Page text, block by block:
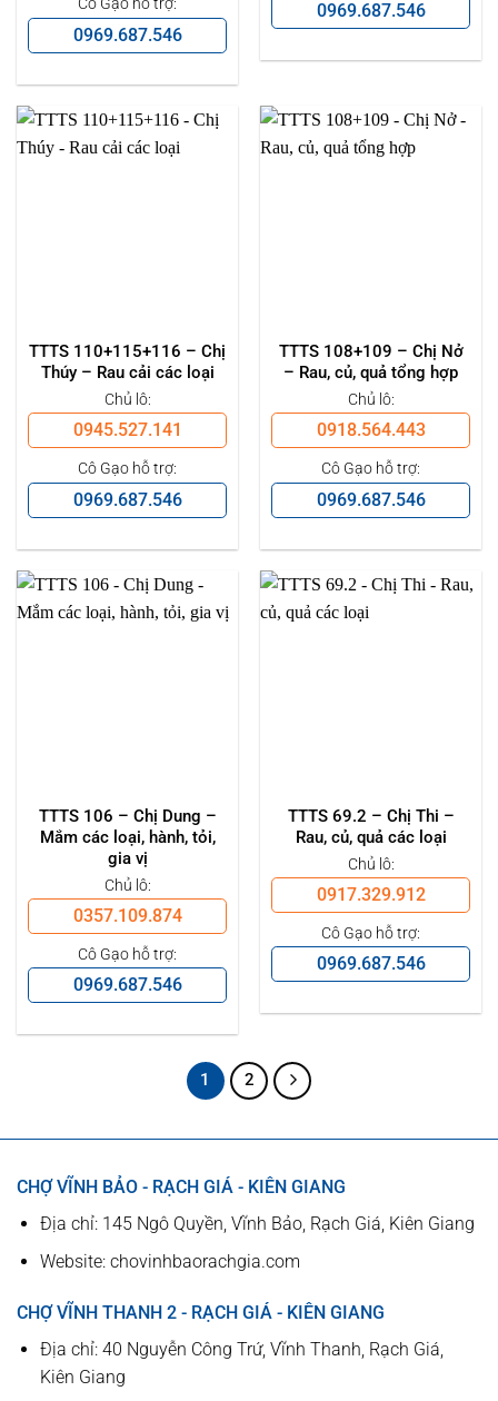
Cô Gạo hỗ trợ:
0969.687.546
0969.687.546
TTTS 110+115+116 – Chị
Thúy – Rau cải các loại
Chủ lô:
0945.527.141
Cô Gạo hỗ trợ:
0969.687.546
TTTS 108+109 – Chị Nở
– Rau, củ, quả tổng hợp
Chủ lô:
0918.564.443
Cô Gạo hỗ trợ:
0969.687.546
TTTS 106 – Chị Dung –
Mắm các loại, hành, tỏi,
gia vị
Chủ lô:
0357.109.874
Cô Gạo hỗ trợ:
0969.687.546
TTTS 69.2 – Chị Thi –
Rau, củ, quả các loại
Chủ lô:
0917.329.912
Cô Gạo hỗ trợ:
0969.687.546
1 2
CHỢ VĨNH BẢO - RẠCH GIÁ - KIÊN GIANG
Địa chỉ: 145 Ngô Quyền, Vĩnh Bảo, Rạch Giá, Kiên Giang
Website: chovinhbaorachgia.com
CHỢ VĨNH THANH 2 - RẠCH GIÁ - KIÊN GIANG
Địa chỉ: 40 Nguyễn Công Trứ, Vĩnh Thanh, Rạch Giá,
Kiên Giang